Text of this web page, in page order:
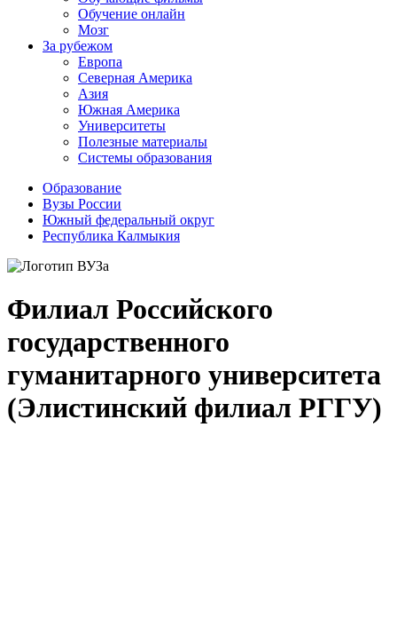
Обучение онлайн
Мозг
За рубежом
Европа
Северная Америка
Азия
Южная Америка
Университеты
Полезные материалы
Системы образования
Образование
Вузы России
Южный федеральный округ
Республика Калмыкия
Филиал Российского
государственного
гуманитарного университета
(Элистинский филиал РГГУ)